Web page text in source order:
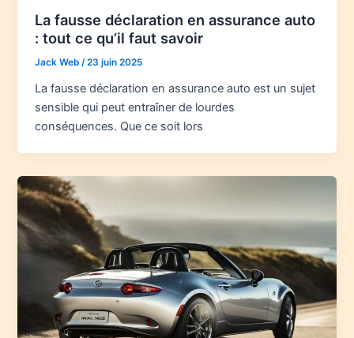
La fausse déclaration en assurance auto
: tout ce qu’il faut savoir
Jack Web/23 juin 2025
La fausse déclaration en assurance auto est un sujet
sensible qui peut entraîner de lourdes
conséquences. Que ce soit lors